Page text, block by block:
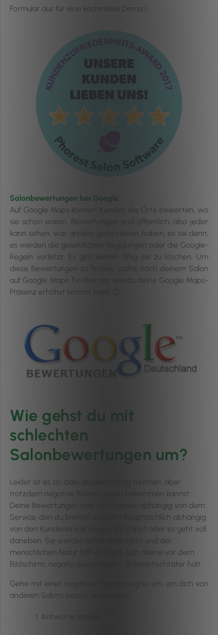
Formular aus für eine kostenlose Demo.)
Salonbewertungen bei Google
Auf Google Maps können Kunden die Orte bewerten, wo
sie schon waren. Bewertungen sind öffentlich, also jeder
kann sehen, was andere geschrieben haben, es sei denn,
es werden die gesetzlichen Regelungen oder die Google-
Regeln verletzt. Es gibt keinen Weg sie zu löschen. Um
diese Bewertungen zu finden, suche nach deinem Salon
auf Google Maps. Ein Beitrag, wie du deine Google Maps-
Präsenz erhöhst kommt bald.
Wie gehst du mit
schlechten
Salonbewertungen um?
Leider ist es so, dass du alles richtig machen, aber
trotzdem negative Bewertungen bekommen kannst.
Deine Bewertungen sind nicht immer abhängig von dem
Service, den du bietest; sondern hauptsächlich abhängig
von den Kundenerwartungen. Es klappt oder es geht voll
daneben: Sie werden erfüllt oder nicht und der
menschlichen Natur fällt es leicht, sich alleine vor dem
Bildschirm, negativ auszulassen – Schreibtischtäter halt.
Gehe mit einer negativen Bewertung so um, um dich von
anderen Salons positiv abzusetzen.
Antworte schnell.